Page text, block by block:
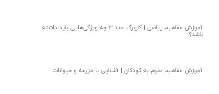
آموزش مفاهیم ریاضی | کاربرگ عدد ۳ چه ویژگی‌هایی باید داشته
باشد؟
آموزش مفاهیم علوم به کودکان | آشنایی با مزرعه و حیوانات